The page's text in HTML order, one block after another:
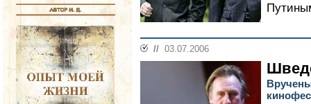
// 03.07.2006